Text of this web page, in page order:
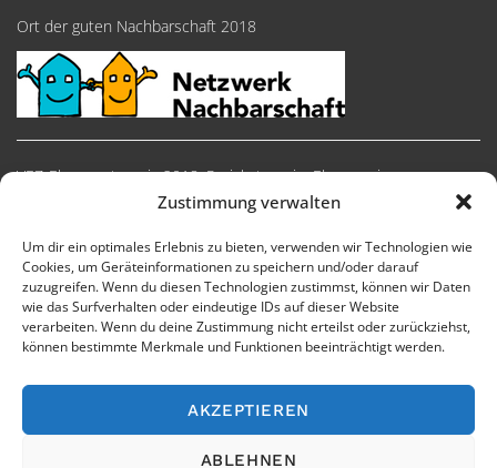
Zustimmung verwalten
Um dir ein optimales Erlebnis zu bieten, verwenden wir Technologien wie
Cookies, um Geräteinformationen zu speichern und/oder darauf
zuzugreifen. Wenn du diesen Technologien zustimmst, können wir Daten
wie das Surfverhalten oder eindeutige IDs auf dieser Website
verarbeiten. Wenn du deine Zustimmung nicht erteilst oder zurückziehst,
können bestimmte Merkmale und Funktionen beeinträchtigt werden.
AKZEPTIEREN
ABLEHNEN
Ort der guten Nachbarschaft 2018
VEZ-Ehrenamtspreis 2018, Preiskategorie: Ehrenpreise